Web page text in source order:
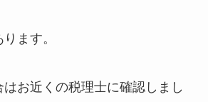
ます。
はお近くの税理士に確認しまし